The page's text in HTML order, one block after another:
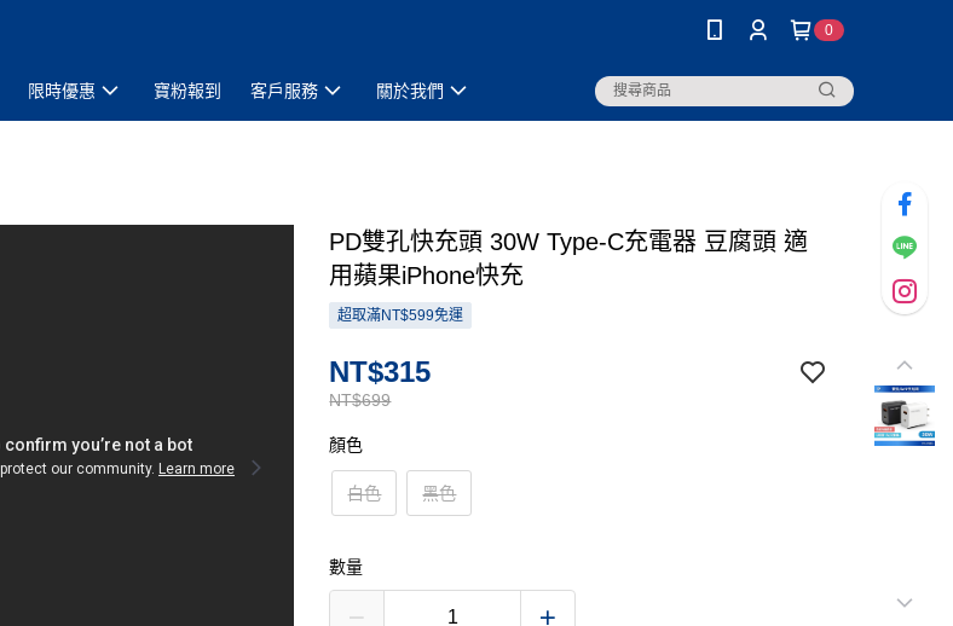
0
限時優惠 寶粉報到 客戶服務 關於我們
PD雙孔快充頭 30W Type-C充電器 豆腐頭 適
用蘋果iPhone快充
超取滿NT$599免運
NT$699
NT$315
顏色
白色 黑色
數量